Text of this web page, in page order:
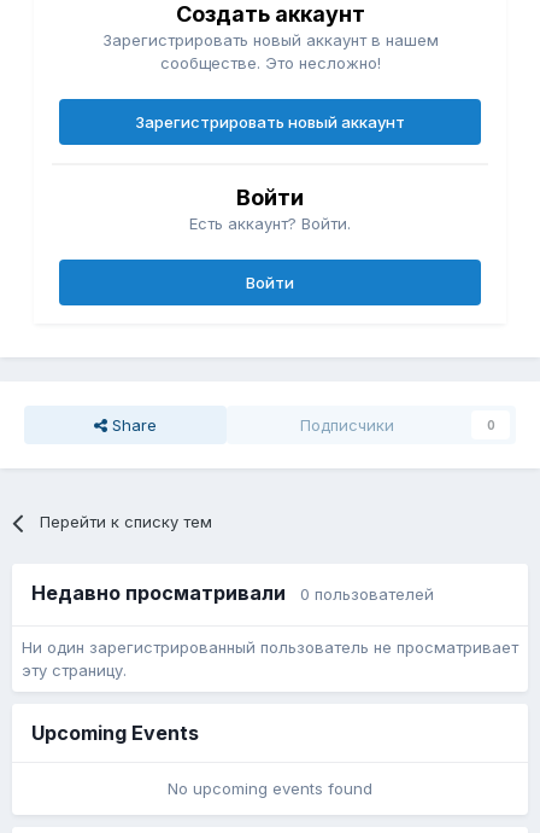
Создать аккаунт
Зарегистрировать новый аккаунт в нашем
сообществе. Это несложно!
Зарегистрировать новый аккаунт
Войти
Есть аккаунт? Войти.
Войти
Share Подписчики 0
Перейти к списку тем
Недавно просматривали 0 пользователей
Ни один зарегистрированный пользователь не просматривает
эту страницу.
Upcoming Events
No upcoming events found